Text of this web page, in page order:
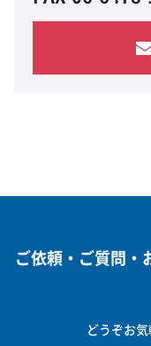
ご依頼・ご質問・
どうぞお